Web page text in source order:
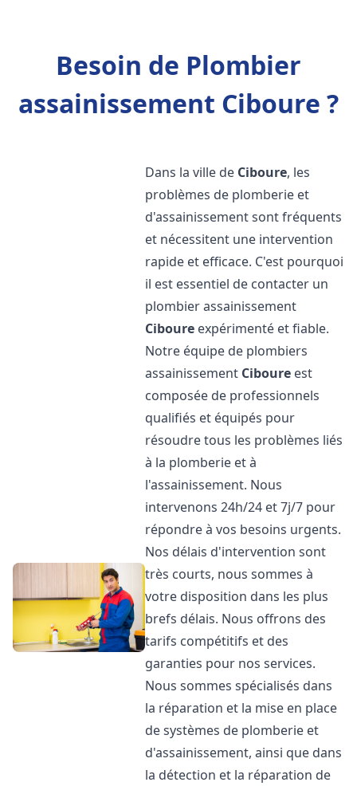
Besoin de Plombier
assainissement Ciboure ?
Dans la ville de Ciboure, les
problèmes de plomberie et
d'assainissement sont fréquents
et nécessitent une intervention
rapide et efficace. C'est pourquoi
il est essentiel de contacter un
plombier assainissement
Ciboure expérimenté et fiable.
Notre équipe de plombiers
assainissement Ciboure est
composée de professionnels
qualifiés et équipés pour
résoudre tous les problèmes liés
à la plomberie et à
l'assainissement. Nous
intervenons 24h/24 et 7j/7 pour
répondre à vos besoins urgents.
Nos délais d'intervention sont
très courts, nous sommes à
votre disposition dans les plus
brefs délais. Nous offrons des
tarifs compétitifs et des
garanties pour nos services.
Nous sommes spécialisés dans
la réparation et la mise en place
de systèmes de plomberie et
d'assainissement, ainsi que dans
la détection et la réparation de